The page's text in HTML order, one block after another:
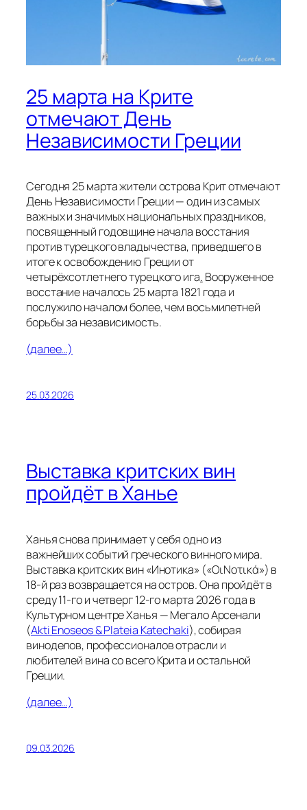
25 марта на Крите
отмечают День
Независимости Греции
Сегодня 25 марта жители острова Крит отмечают
День Независимости Греции — один из самых
важных и значимых национальных праздников,
посвященный годовщине начала восстания
против турецкого владычества, приведшего в
итоге к освобождению Греции от
четырёхсотлетнего турецкого ига. Вооруженное
восстание началось 25 марта 1821 года и
послужило началом более, чем восьмилетней
борьбы за независимость.
(далее…)
25.03.2026
Выставка критских вин
пройдёт в Ханье
Ханья снова принимает у себя одно из
важнейших событий греческого винного мира.
Выставка критских вин «Инотика» («ΟιΝοτικά») в
18-й раз возвращается на остров. Она пройдёт в
среду 11-го и четверг 12-го марта 2026 года в
Культурном центре Ханья — Мегало Арсенали
(Akti Enoseos & Plateia Katechaki), собирая
виноделов, профессионалов отрасли и
любителей вина со всего Крита и остальной
Греции.
(далее…)
09.03.2026